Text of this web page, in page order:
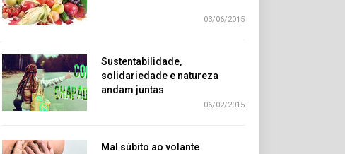
03/06/2015
Sustentabilidade,
solidariedade e natureza
andam juntas
06/02/2015
Mal súbito ao volante